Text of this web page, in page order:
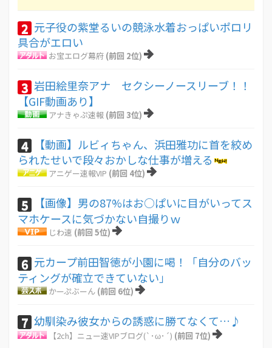
2 元子役の紫堂るいの競泳水着おっぱいポロリ
具合がエロい
お宝エログ幕府 (前回 2位)
3 岩田絵里奈アナ セクシーノースリーブ！！
【GIF動画あり】
アナきゃぷ速報 (前回 3位)
4
【動画】ルビィちゃん、浜田雅功に首を絞め
られたせいで段々おかしな仕事が増える
アニゲー速報VIP (前回 4位)
5
【画像】男の87%はお○ぱいに目がいってス
マホケースに気づかない自撮りｗ
じわ速 (前回 5位)
6 元カープ前田智徳が小園に喝！「自分のバッ
ティングが確立できていない」
かーぷぶーん (前回 6位)
7 幼馴染み彼女からの誘惑に勝てなくて…♪
【2ch】ニュー速VIPブログ(`･ω･´) (前回 7位)